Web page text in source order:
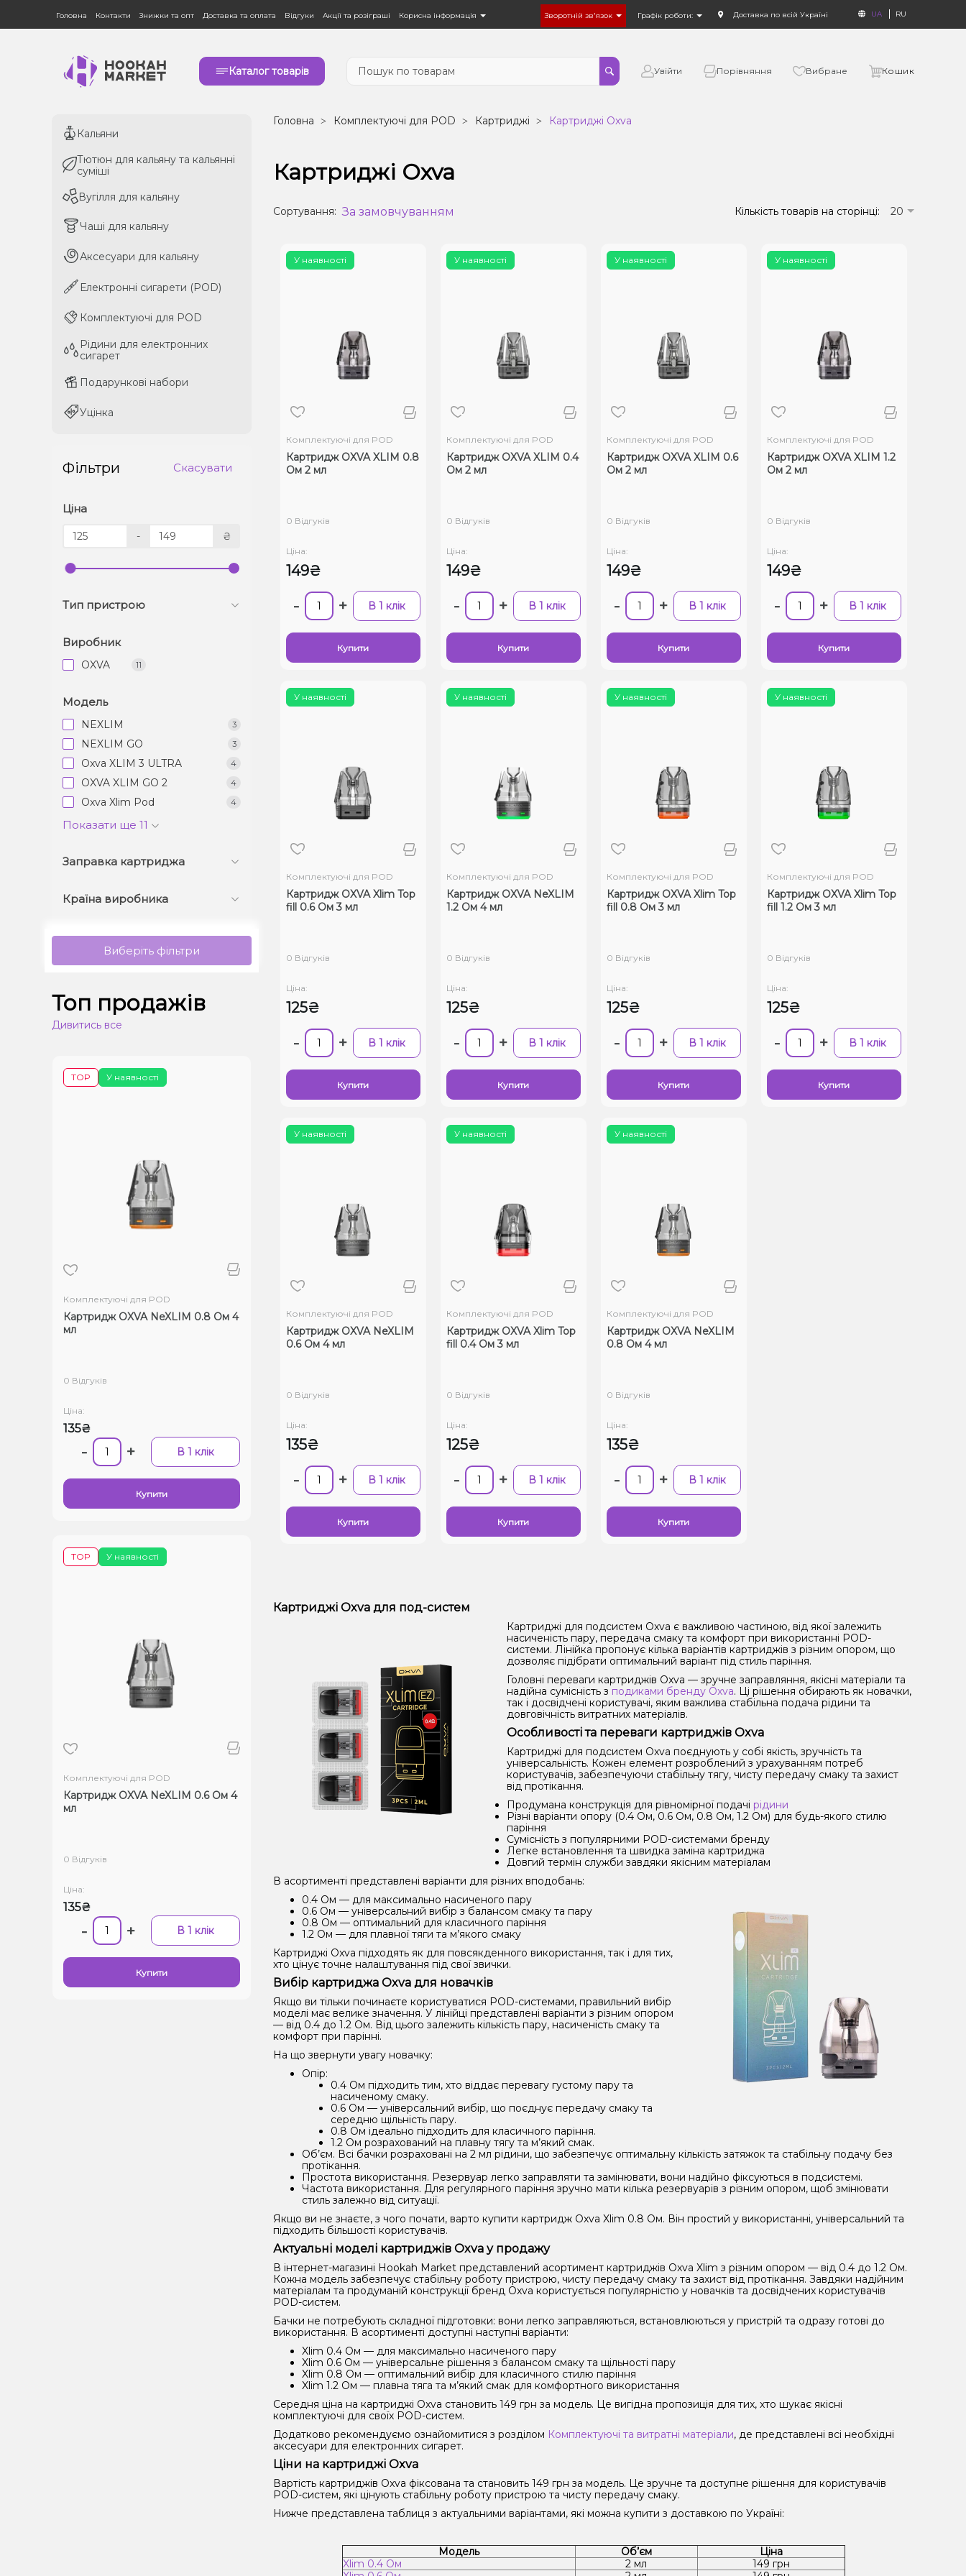
Головна Контакти Знижки та опт Доставка та оплата Відгуки Акції та розіграші Корисна інформація Зворотній зв'язок Графік роботи: Доставка по всій Україні UA RU
Каталог товарів Увійти Порівняння Вибране Кошик
Кальяни
Тютюн для кальяну та кальянні
суміші
Вугілля для кальяну
Чаші для кальяну
Аксесуари для кальяну
Електронні сигарети (POD)
Комплектуючі для POD
Рідини для електронних
сигарет
Подарункові набори
Уцінка
Кальяни
Тютюн для кальяну та кальянні
суміші
Вугілля для кальяну
Чаші для кальяну
Аксесуари для кальяну
Електронні сигарети (POD)
Комплектуючі для POD
Рідини для електронних
сигарет
Подарункові набори
Уцінка
Фільтри Скасувати
Ціна
- ₴
Тип пристрою
Виробник
OXVA 11
Модель
NEXLIM 3
NEXLIM GO 3
Oxva XLIM 3 ULTRA 4
OXVA XLIM GO 2 4
Oxva Xlim Pod 4
Показати ще 11
Заправка картриджа
Країна виробника
Виберіть фільтри
Топ продажів
Дивитись все
У наявності
TOP
Комплектуючі для POD
Картридж OXVA NeXLIM 0.8 Ом 4
мл
0 Відгуків
Ціна:
135₴
- + В 1 клік
Купити
У наявності
TOP
Комплектуючі для POD
Картридж OXVA NeXLIM 0.6 Ом 4
мл
0 Відгуків
Ціна:
135₴
- + В 1 клік
Купити
Головна Комплектуючі для POD Картриджі Картриджі Oxva
Картриджі Oxva
Сортування: За замовчуванням Кількість товарів на сторінці: 20
У наявності
Комплектуючі для POD
Картридж OXVA XLIM 0.8
Ом 2 мл
0 Відгуків
Ціна:
149₴
- + В 1 клік
Купити
У наявності
Комплектуючі для POD
Картридж OXVA XLIM 0.4
Ом 2 мл
0 Відгуків
Ціна:
149₴
- + В 1 клік
Купити
У наявності
Комплектуючі для POD
Картридж OXVA XLIM 0.6
Ом 2 мл
0 Відгуків
Ціна:
149₴
- + В 1 клік
Купити
У наявності
Комплектуючі для POD
Картридж OXVA XLIM 1.2
Ом 2 мл
0 Відгуків
Ціна:
149₴
- + В 1 клік
Купити
У наявності
Комплектуючі для POD
Картридж OXVA Xlim Top
fill 0.6 Ом 3 мл
0 Відгуків
Ціна:
125₴
- + В 1 клік
Купити
У наявності
Комплектуючі для POD
Картридж OXVA NeXLIM
1.2 Ом 4 мл
0 Відгуків
Ціна:
125₴
- + В 1 клік
Купити
У наявності
Комплектуючі для POD
Картридж OXVA Xlim Top
fill 0.8 Ом 3 мл
0 Відгуків
Ціна:
125₴
- + В 1 клік
Купити
У наявності
Комплектуючі для POD
Картридж OXVA Xlim Top
fill 1.2 Ом 3 мл
0 Відгуків
Ціна:
125₴
- + В 1 клік
Купити
У наявності
Комплектуючі для POD
Картридж OXVA NeXLIM
0.6 Ом 4 мл
0 Відгуків
Ціна:
135₴
- + В 1 клік
Купити
У наявності
Комплектуючі для POD
Картридж OXVA Xlim Top
fill 0.4 Ом 3 мл
0 Відгуків
Ціна:
125₴
- + В 1 клік
Купити
У наявності
Комплектуючі для POD
Картридж OXVA NeXLIM
0.8 Ом 4 мл
0 Відгуків
Ціна:
135₴
- + В 1 клік
Купити
Картриджі Oxva для под-систем
Картриджі для подсистем Oxva є важливою частиною, від якої залежить
насиченість пару, передача смаку та комфорт при використанні POD-
системи. Лінійка пропонує кілька варіантів картриджів з різним опором, що
дозволяє підібрати оптимальний варіант під стиль паріння.
Головні переваги картриджів Oxva — зручне заправляння, якісні матеріали та
надійна сумісність з подиками бренду Oxva. Ці рішення обирають як новачки,
так і досвідчені користувачі, яким важлива стабільна подача рідини та
довговічність витратних матеріалів.
Особливості та переваги картриджів Oxva
Картриджі для подсистем Oxva поєднують у собі якість, зручність та
універсальність. Кожен елемент розроблений з урахуванням потреб
користувачів, забезпечуючи стабільну тягу, чисту передачу смаку та захист
від протікання.
Продумана конструкція для рівномірної подачі рідини
Різні варіанти опору (0.4 Ом, 0.6 Ом, 0.8 Ом, 1.2 Ом) для будь-якого стилю
паріння
Сумісність з популярними POD-системами бренду
Легке встановлення та швидка заміна картриджа
Довгий термін служби завдяки якісним матеріалам
В асортименті представлені варіанти для різних вподобань:
0.4 Ом — для максимально насиченого пару
0.6 Ом — універсальний вибір з балансом смаку та пару
0.8 Ом — оптимальний для класичного паріння
1.2 Ом — для плавної тяги та м’якого смаку
Картриджі Oxva підходять як для повсякденного використання, так і для тих,
хто цінує точне налаштування під свої звички.
Вибір картриджа Oxva для новачків
Якщо ви тільки починаєте користуватися POD-системами, правильний вибір
моделі має велике значення. У лінійці представлені варіанти з різним опором
— від 0.4 до 1.2 Ом. Від цього залежить кількість пару, насиченість смаку та
комфорт при парінні.
На що звернути увагу новачку:
Опір:
0.4 Ом підходить тим, хто віддає перевагу густому пару та
насиченому смаку.
0.6 Ом — універсальний вибір, що поєднує передачу смаку та
середню щільність пару.
0.8 Ом ідеально підходить для класичного паріння.
1.2 Ом розрахований на плавну тягу та м’який смак.
Об’єм. Всі бачки розраховані на 2 мл рідини, що забезпечує оптимальну кількість затяжок та стабільну подачу без
протікання.
Простота використання. Резервуар легко заправляти та замінювати, вони надійно фіксуються в подсистемі.
Частота використання. Для регулярного паріння зручно мати кілька резервуарів з різним опором, щоб змінювати
стиль залежно від ситуації.
Якщо ви не знаєте, з чого почати, варто купити картридж Oxva Xlim 0.8 Ом. Він простий у використанні, універсальний та
підходить більшості користувачів.
Актуальні моделі картриджів Oxva у продажу
В інтернет-магазині Hookah Market представлений асортимент картриджів Oxva Xlim з різним опором — від 0.4 до 1.2 Ом.
Кожна модель забезпечує стабільну роботу пристрою, чисту передачу смаку та захист від протікання. Завдяки надійним
матеріалам та продуманій конструкції бренд Oxva користується популярністю у новачків та досвідчених користувачів
POD-систем.
Бачки не потребують складної підготовки: вони легко заправляються, встановлюються у пристрій та одразу готові до
використання. В асортименті доступні наступні варіанти:
Xlim 0.4 Ом — для максимально насиченого пару
Xlim 0.6 Ом — універсальне рішення з балансом смаку та щільності пару
Xlim 0.8 Ом — оптимальний вибір для класичного стилю паріння
Xlim 1.2 Ом — плавна тяга та м’який смак для комфортного використання
Середня ціна на картриджі Oxva становить 149 грн за модель. Це вигідна пропозиція для тих, хто шукає якісні
комплектуючі для своїх POD-систем.
Додатково рекомендуємо ознайомитися з розділом Комплектуючі та витратні матеріали, де представлені всі необхідні
аксесуари для електронних сигарет.
Ціни на картриджі Oxva
Вартість картриджів Oxva фіксована та становить 149 грн за модель. Це зручне та доступне рішення для користувачів
POD-систем, які цінують стабільну роботу пристрою та чисту передачу смаку.
Нижче представлена таблиця з актуальними варіантами, які можна купити з доставкою по Україні:
Модель Об’єм
Ціна
Xlim 0.4 Ом
2 мл
149 грн